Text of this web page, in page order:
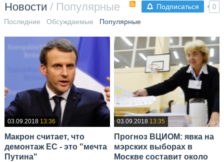
Подписаться 0
Новости / Популярные
Последние Обсуждаемые Популярные
03.09.2018 13:36
Макрон считает, что
демонтаж ЕС - это "мечта
Путина"
03.09.2018 13:35
Прогноз ВЦИОМ: явка на
мэрских выборах в
Москве составит около